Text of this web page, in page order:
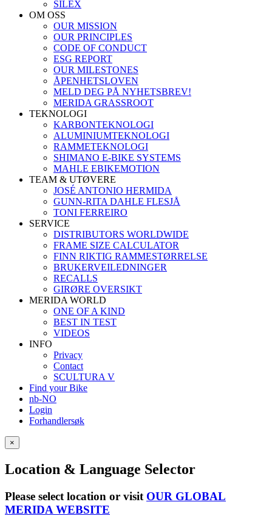
SILEX
OM OSS
OUR MISSION
OUR PRINCIPLES
CODE OF CONDUCT
ESG REPORT
OUR MILESTONES
ÅPENHETSLOVEN
MELD DEG PÅ NYHETSBREV!
MERIDA GRASSROOT
TEKNOLOGI
KARBONTEKNOLOGI
ALUMINIUMTEKNOLOGI
RAMMETEKNOLOGI
SHIMANO E-BIKE SYSTEMS
MAHLE EBIKEMOTION
TEAM & UTØVERE
JOSÉ ANTONIO HERMIDA
GUNN-RITA DAHLE FLESJÅ
TONI FERREIRO
SERVICE
DISTRIBUTORS WORLDWIDE
FRAME SIZE CALCULATOR
FINN RIKTIG RAMMESTØRRELSE
BRUKERVEILEDNINGER
RECALLS
GIRØRE OVERSIKT
MERIDA WORLD
ONE OF A KIND
BEST IN TEST
VIDEOS
INFO
Privacy
Contact
SCULTURA V
Find your Bike
nb-NO
Login
Forhandlersøk
×
Location & Language Selector
Please select location or visit OUR GLOBAL
MERIDA WEBSITE